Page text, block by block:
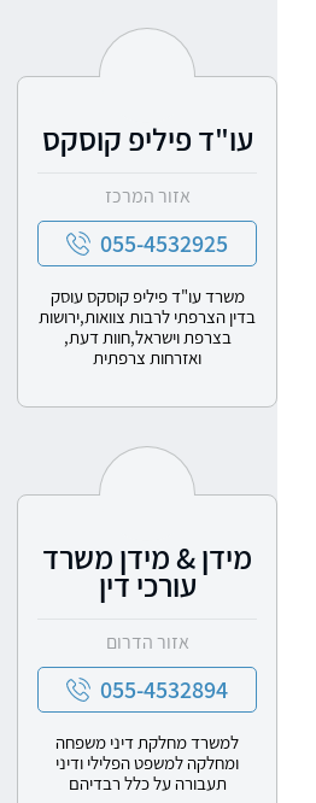
עו"ד פיליפ קוסקס
אזור המרכז
055-4532925
משרד עו"ד פיליפ קוסקס עוסק
בדין הצרפתי לרבות צוואות,ירושות
בצרפת וישראל,חוות דעת,
ואזרחות צרפתית
מידן & מידן משרד
עורכי דין
אזור הדרום
055-4532894
למשרד מחלקת דיני משפחה
ומחלקה למשפט הפלילי ודיני
תעבורה על כלל רבדיהם